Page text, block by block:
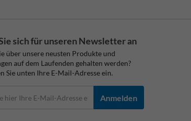
sich für unseren Newsletter an
über unsere neusten Produkte und
auf dem Laufenden gehalten werden?
Sie unten Ihre E-Mail-Adresse ein.
Anmelden